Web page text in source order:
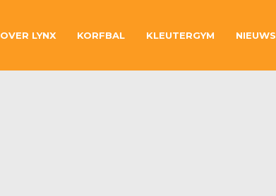
OVER LYNX KORFBAL KLEUTERGYM NIEUWS